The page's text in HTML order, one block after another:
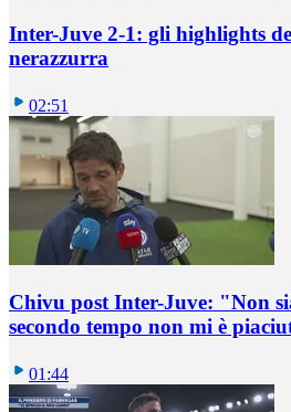
Inter-Juve 2-1: gli highlights
nerazzurra
02:51
Chivu post Inter-Juve: "Non
secondo tempo non mi è
01:44